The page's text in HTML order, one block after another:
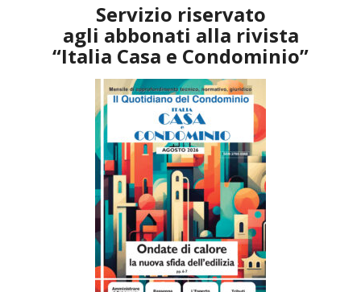
Servizio riservato
agli abbonati alla rivista
“Italia Casa e Condominio”